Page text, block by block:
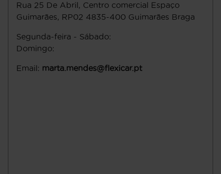
Rua 25 De Abril, Centro comercial Espaço
Guimarães, RP02 4835-400 Guimarães Braga
Segunda-feira - Sábado:
Domingo:
Email: marta.mendes@flexicar.pt